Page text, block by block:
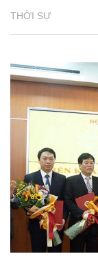
THỜI SỰ